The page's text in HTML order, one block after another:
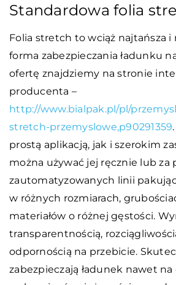
Standardowa folia
Folia stretch to wciąż najtańsza i
forma zabezpieczania ładunku
ofertę znajdziemy na stronie
producenta –
http://www.bialpak.pl/pl/
stretch-przemyslowe,p90291359
prostą aplikacją, jak i szerokim
można używać jej ręcznie lub za
zautomatyzowanych linii
w różnych rozmiarach,
materiałów o różnej gęstości.
transparentnością,
odpornością na przebicie.
zabezpieczają ładunek nawet na